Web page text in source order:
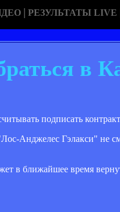
| РЕЗУЛЬТАТЫ LIVE
в
подписать
Анджелес Гэлакси" не
в ближайшее время